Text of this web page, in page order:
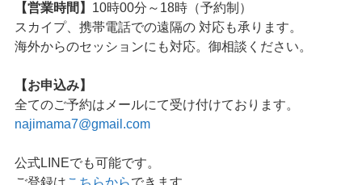
【営業時間】 10時00分～18時（予約制）
スカイプ、携帯電話での遠隔の 対応も承ります。
海外からのセッションにも対応。御相談ください。
【お申込み】
全てのご予約はメールにて受け付けております。
najimama7@gmail.com
公式LINEでも可能です。